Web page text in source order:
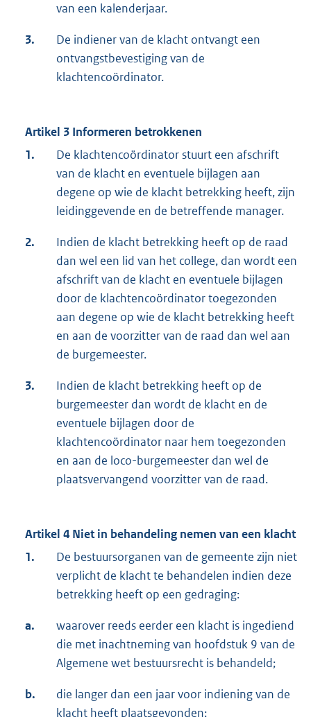
van een kalenderjaar.
3.
De indiener van de klacht ontvangt een
ontvangstbevestiging van de
klachtencoördinator.
Artikel 3 Informeren betrokkenen
1.
De klachtencoördinator stuurt een afschrift
van de klacht en eventuele bijlagen aan
degene op wie de klacht betrekking heeft, zijn
leidinggevende en de betreffende manager.
2.
Indien de klacht betrekking heeft op de raad
dan wel een lid van het college, dan wordt een
afschrift van de klacht en eventuele bijlagen
door de klachtencoördinator toegezonden
aan degene op wie de klacht betrekking heeft
en aan de voorzitter van de raad dan wel aan
de burgemeester.
3.
Indien de klacht betrekking heeft op de
burgemeester dan wordt de klacht en de
eventuele bijlagen door de
klachtencoördinator naar hem toegezonden
en aan de loco-burgemeester dan wel de
plaatsvervangend voorzitter van de raad.
Artikel 4 Niet in behandeling nemen van een klacht
1.
De bestuursorganen van de gemeente zijn niet
verplicht de klacht te behandelen indien deze
betrekking heeft op een gedraging:
a.
waarover reeds eerder een klacht is ingediend
die met inachtneming van hoofdstuk 9 van de
Algemene wet bestuursrecht is behandeld;
b.
die langer dan een jaar voor indiening van de
klacht heeft plaatsgevonden;